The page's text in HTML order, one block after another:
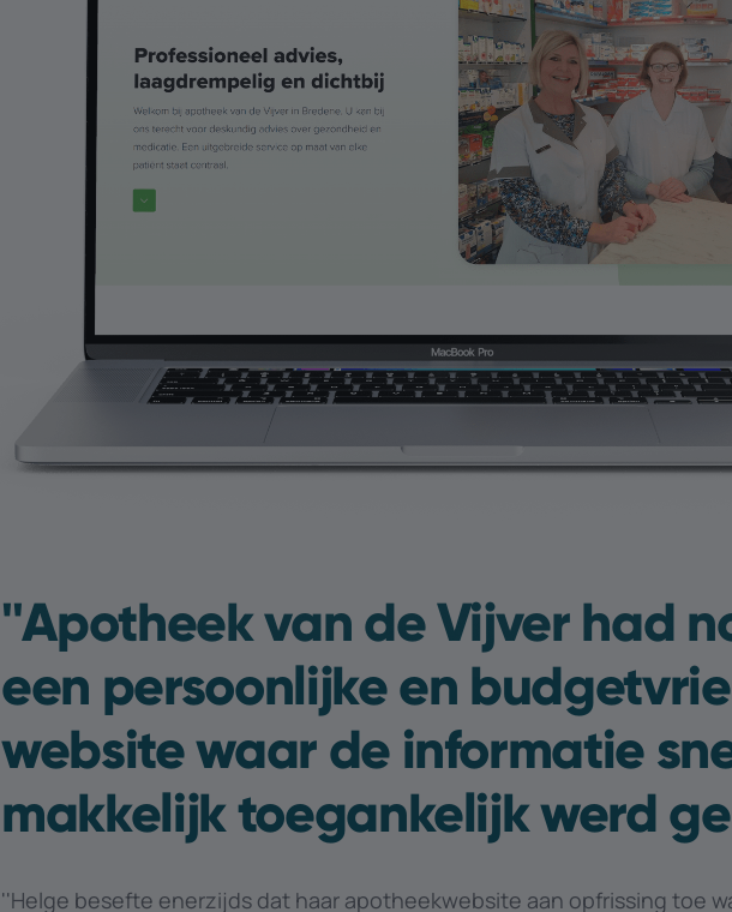
''Apotheek van de Vijver had
een persoonlijke en
website waar de informatie
makkelijk toegankelijk werd
''Helge besefte enerzijds dat haar apotheekwebsite aan opfrissing toe